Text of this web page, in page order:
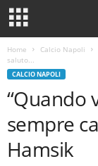
Home Calcio Napoli
saluto...
CALCIO NAPOLI
“Quando
sempre
Hamsik